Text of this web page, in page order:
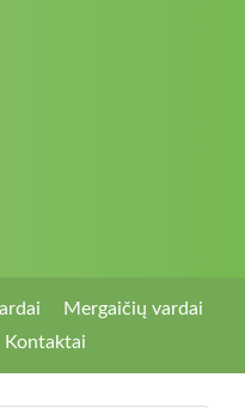
Mergaičių vardai
Kontaktai